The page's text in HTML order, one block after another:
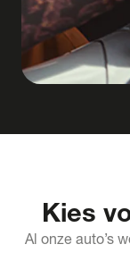
Kies
Al onze auto’s